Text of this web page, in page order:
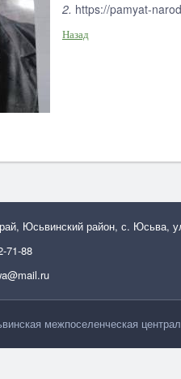
2. https://pamyat-
Назад
Юсьвинский район, с. Юсьва,
71-88
межпоселенческая